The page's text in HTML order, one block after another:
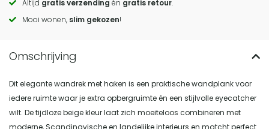
actions
Altijd gratis verzending én gratis retour.
Mooi wonen, slim gekozen!
Dit elegante wandrek met haken is een praktische wandplank voor
iedere ruimte waar je extra opbergruimte én een stijlvolle eyecatcher
wilt. De tijdloze beige kleur laat zich moeiteloos combineren met
moderne, Scandinavische en landelijke interieurs en matcht perfect